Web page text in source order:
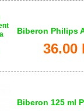
Biberon Philips
36.00
Biberon 125 ml